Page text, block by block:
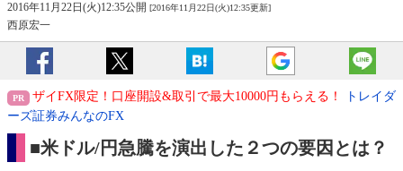
2016年11月22日(火)12:35公開 [2016年11月22日(火)12:35更新]
西原宏一
ザイFX限定！口座開設&取引で最大10000円もらえる！
トレイダ
ーズ証券みんなのFX
■米ドル/円急騰を演出した２つの要因とは？